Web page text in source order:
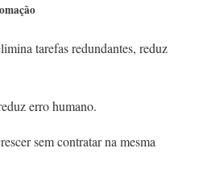
tarefas redundantes, reduz
erro humano.
sem contratar na mesma